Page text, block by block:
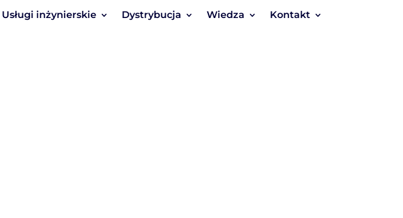
Usługi inżynierskie Dystrybucja Wiedza Kontakt